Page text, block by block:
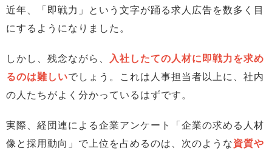
近年、「即戦力」という文字が踊る求人広告を数多く目
にするようになりました。
しかし、残念ながら、
入社したての人材に即戦力を求め
るのは難しいでしょう。これは人事担当者以上に、社内
の人たちがよく分かっているはずです。
実際、経団連による企業アンケート「企業の求める人材
像と採用動向」で上位を占めるのは、次のような資質や